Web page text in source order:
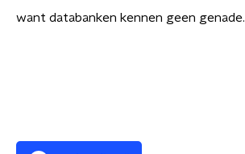
want databanken kennen geen genade.